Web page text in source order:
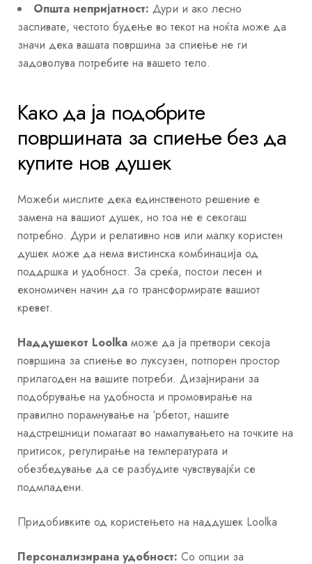
Општа непријатност: Дури и ако лесно
заспивате, честото будење во текот на ноќта може да
значи дека вашата површина за спиење не ги
задоволува потребите на вашето тело.
Како да ја подобрите
површината за спиење без да
купите нов душек
Можеби мислите дека единственото решение е
замена на вашиот душек, но тоа не е секогаш
потребно. Дури и релативно нов или малку користен
душек може да нема вистинска комбинација од
поддршка и удобност. За среќа, постои лесен и
економичен начин да го трансформирате вашиот
кревет.
Наддушекот Loolka може да ја претвори секоја
површина за спиење во луксузен, потпорен простор
прилагоден на вашите потреби. Дизајнирани за
подобрување на удобноста и промовирање на
правилно порамнување на ‘рбетот, нашите
надстрешници помагаат во намалувањето на точките на
притисок, регулирање на температурата и
обезбедување да се разбудите чувствувајќи се
подмладени.
Придобивките од користењето на наддушек Loolka
Персонализирана удобност: Со опции за